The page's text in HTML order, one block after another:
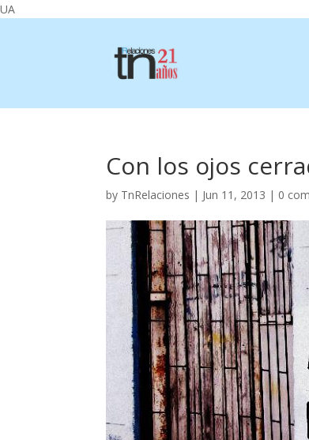
UA
Con los ojos
by TnRelaciones | Jun 11, 2013 | 0